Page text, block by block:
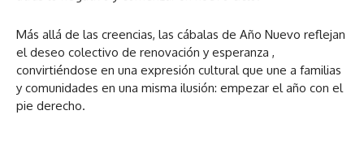
Más allá de las creencias, las cábalas de Año Nuevo reflejan
el deseo colectivo de renovación y esperanza ,
convirtiéndose en una expresión cultural que une a familias
y comunidades en una misma ilusión: empezar el año con el
pie derecho.